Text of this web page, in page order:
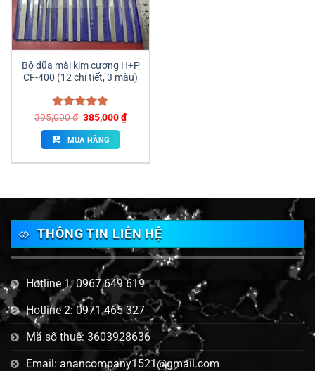
Bộ dũa mài kim cương H+P
CF-400 (12 chi tiết, 3 màu)
Được xếp
hạng5.00
5 sao
395,000₫ Giá
là:
395,000 ₫.
385,000₫Giá
hiện
MUA HÀNG
THÔNG TIN LIÊN HỆ
Hotline 1: 0967 649 619
Hotline 2: 0971 465 327
Mã số thuế: 3603928636
Email: anancompany1521@gmail.com